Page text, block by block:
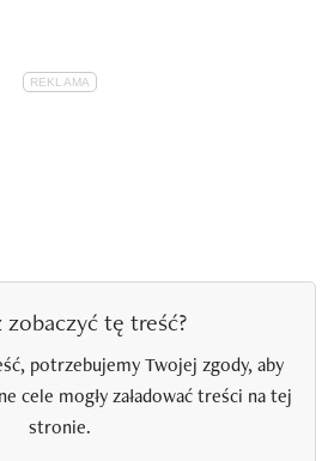
zobaczyć tę treść?
potrzebujemy Twojej zgody, aby
cele mogły załadować treści na tej
stronie.